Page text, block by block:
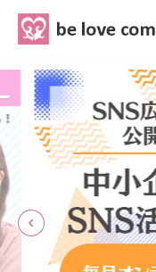
ホーム
サービス
SNS広報
MG研修